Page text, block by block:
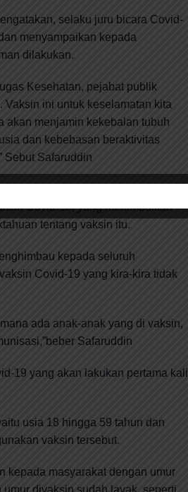
selaku juru bicara Covid-
menyampaikan kepada
dilakukan.
Kesehatan, pejabat publik
ini untuk keselamatan kita
akan menjamin kekebalan tubuh
dan kebebasan beraktivitas
Sebut Safaruddin
bertugas untuk
Covid-19, yang menimbulkan
tentang vaksin itu.
kepada seluruh
Covid-19 yang kira-kira tidak
ada anak-anak yang di vaksin,
Safaruddin
19 yang akan lakukan pertama kali
usia 18 hingga 59 tahun dan
vaksin tersebut.
kepada masyarakat dengan umur
divaksin sudah layak, seperti